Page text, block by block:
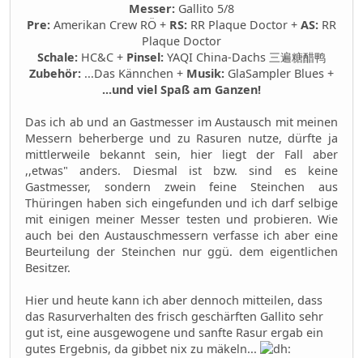
Messer: Gallito 5/8
Pre: Amerikan Crew RÖ + RS: RR Plaque Doctor + AS: RR
Plaque Doctor
Schale: HC&C + Pinsel: YAQI China-Dachs 三遍糖醋鸭
Zubehör: ...Das Kännchen + Musik: GlaSampler Blues +
...und viel Spaß am Ganzen!
Das ich ab und an Gastmesser im Austausch mit meinen
Messern beherberge und zu Rasuren nutze, dürfte ja
mittlerweile bekannt sein, hier liegt der Fall aber
,,etwas" anders. Diesmal ist bzw. sind es keine
Gastmesser, sondern zwein feine Steinchen aus
Thüringen haben sich eingefunden und ich darf selbige
mit einigen meiner Messer testen und probieren. Wie
auch bei den Austauschmessern verfasse ich aber eine
Beurteilung der Steinchen nur ggü. dem eigentlichen
Besitzer.
Hier und heute kann ich aber dennoch mitteilen, dass
das Rasurverhalten des frisch geschärften Gallito sehr
gut ist, eine ausgewogene und sanfte Rasur ergab ein
gutes Ergebnis, da gibbet nix zu mäkeln...